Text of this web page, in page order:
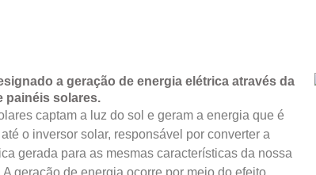
a geração de energia elétrica através da
painéis solares.
captam a luz do sol e geram a energia que é
o inversor solar, responsável por converter a
gerada para as mesmas características da nossa
A geração de energia ocorre por meio do efeito